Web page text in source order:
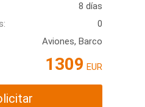
8 días
0
Aviones, Barco
1309 EUR